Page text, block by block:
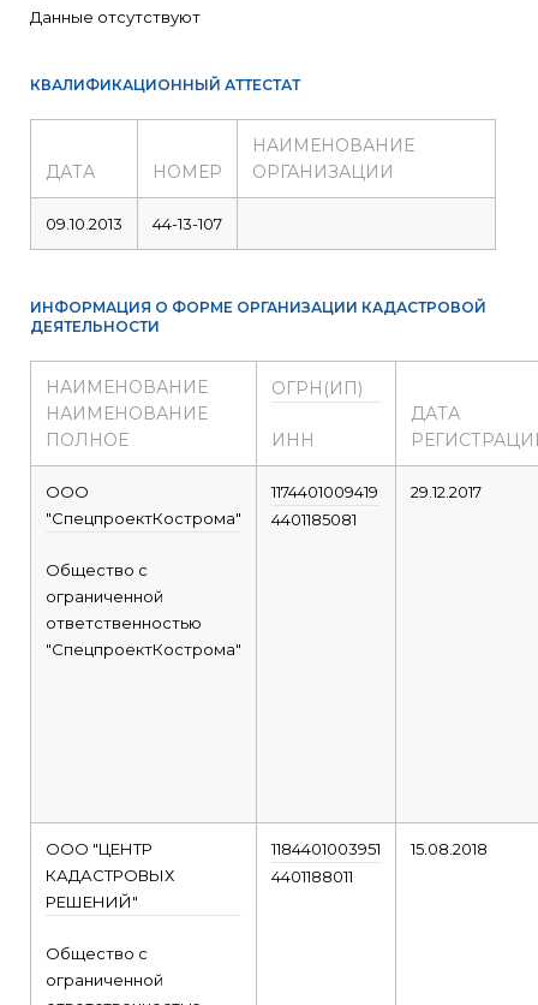
Данные отсутствуют
КВАЛИФИКАЦИОННЫЙ АТТЕСТАТ
ДАТА НОМЕР
НАИМЕНОВАНИЕ
ОРГАНИЗАЦИИ
09.10.2013 44-13-107
ИНФОРМАЦИЯ О ФОРМЕ ОРГАНИЗАЦИИ КАДАСТРОВОЙ
ДЕЯТЕЛЬНОСТИ
НАИМЕНОВАНИЕ
НАИМЕНОВАНИЕ
ПОЛНОЕ
ОГРН(ИП)
ИНН
ДАТА
ООО
"СпецпроектКострома"
Общество с
ограниченной
ответственностью
"СпецпроектКострома"
1174401009419
4401185081
29.12.2017
ООО "ЦЕНТР
КАДАСТРОВЫХ
РЕШЕНИЙ"
Общество с
ограниченной
1184401003951
4401188011
15.08.2018